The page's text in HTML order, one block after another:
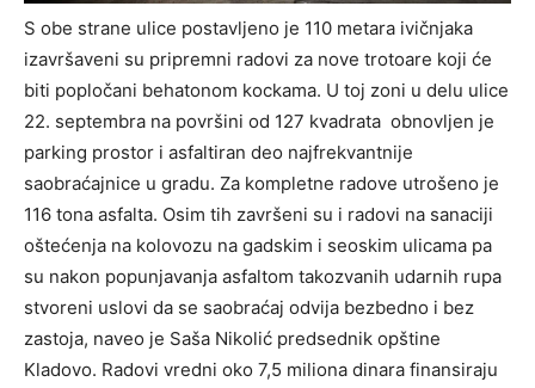
S obe strane ulice postavljeno je 110 metara ivičnjaka
izavršaveni su pripremni radovi za nove trotoare koji će
biti popločani behatonom kockama. U toj zoni u delu ulice
22. septembra na površini od 127 kvadrata obnovljen je
parking prostor i asfaltiran deo najfrekvantnije
saobraćajnice u gradu. Za kompletne radove utrošeno je
116 tona asfalta. Osim tih završeni su i radovi na sanaciji
oštećenja na kolovozu na gadskim i seoskim ulicama pa
su nakon popunjavanja asfaltom takozvanih udarnih rupa
stvoreni uslovi da se saobraćaj odvija bezbedno i bez
zastoja, naveo je Saša Nikolić predsednik opštine
Kladovo. Radovi vredni oko 7,5 miliona dinara finansiraju